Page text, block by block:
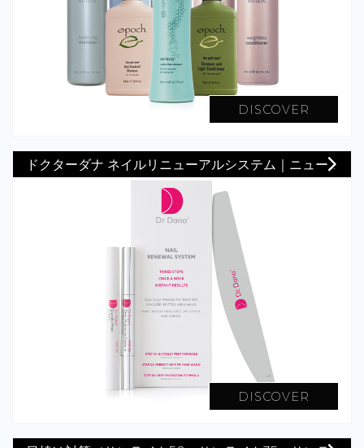
DISCOVER
ドクターダナ ネイルリニューアルシステム｜ニュー...
DISCOVER